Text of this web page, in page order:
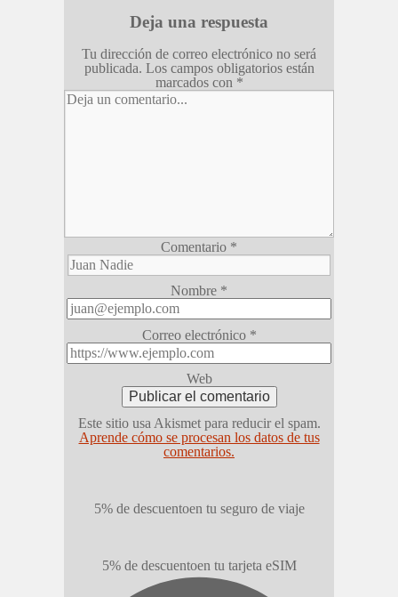
Deja una respuesta
Tu dirección de correo electrónico no será
publicada. Los campos obligatorios están
marcados con *
Comentario *
Nombre *
Correo electrónico *
Web
Este sitio usa Akismet para reducir el spam.
Aprende cómo se procesan los datos de tus
comentarios.
5% de descuentoen tu seguro de viaje
5% de descuentoen tu tarjeta eSIM